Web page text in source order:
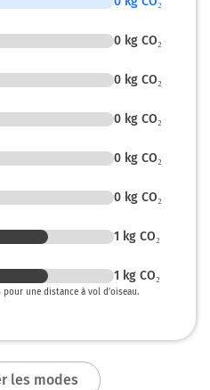
0 kg CO₂
0 kg CO₂
0 kg CO₂
0 kg CO₂
0 kg CO₂
1 kg CO₂
1 kg CO₂
une distance à vol d’oiseau.
les modes